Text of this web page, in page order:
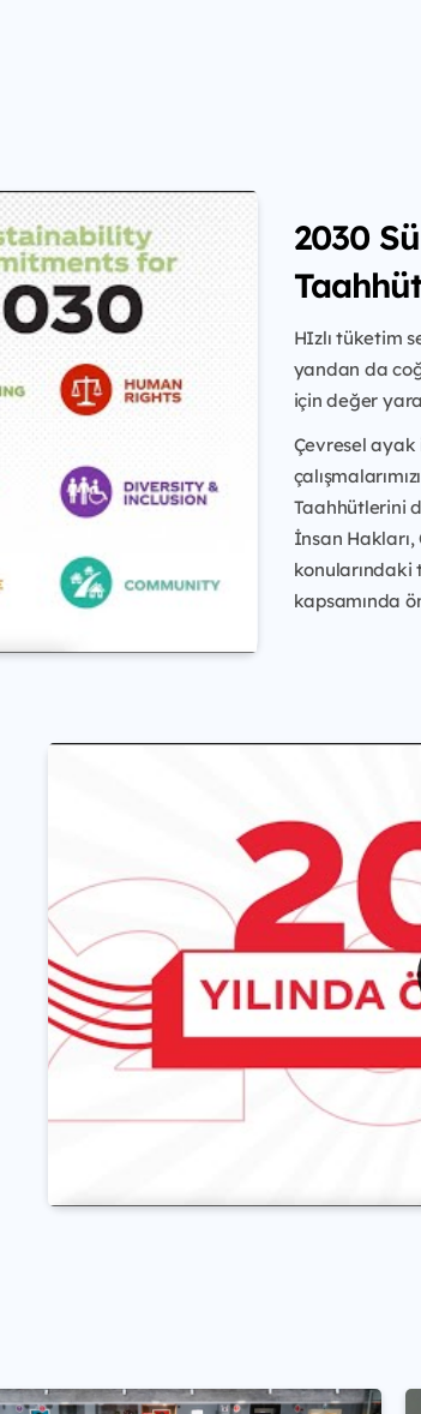
2030
HIzlı tüketim
yandan da
için değer
Çevresel
Taahhütlerini
İnsan Hakları,
konularındaki
kapsamında